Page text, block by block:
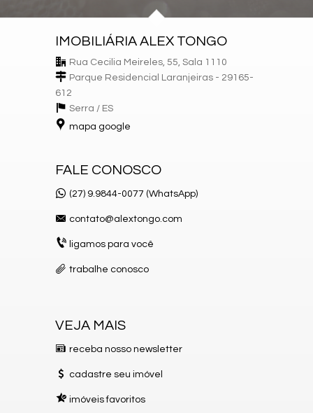
IMOBILIÁRIA ALEX TONGO
Rua Cecilia Meireles, 55, Sala 1110
Parque Residencial Laranjeiras - 29165-
612
Serra / ES
mapa google
FALE CONOSCO
(27) 9.9844-0077 (WhatsApp)
contato@alextongo.com
ligamos para você
trabalhe conosco
VEJA MAIS
receba nosso newsletter
cadastre seu imóvel
imóveis favoritos